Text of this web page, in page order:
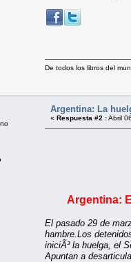
De todos los libros del
Argentina: La
« Respuesta #2 :Abril
Argentina:
El pasado 29 de
hambre.Los
iniciÃ³ la huelga, el
Apuntan a